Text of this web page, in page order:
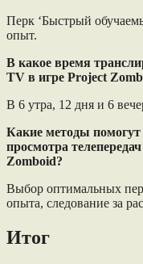
Перк ‘Быстрый
опыт.
В какое время
TV в игре Project
В 6 утра, 12 дня и 6
Какие методы
просмотра
Zomboid?
Выбор оптимальных
опыта, следование за
Итог